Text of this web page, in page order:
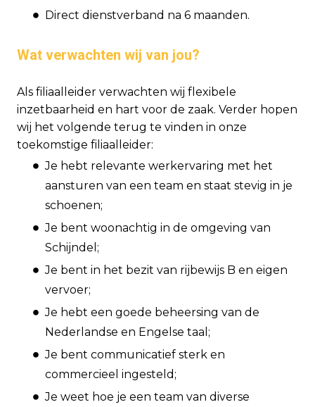
Direct dienstverband na 6 maanden.
Wat verwachten wij van jou?
Als filiaalleider verwachten wij flexibele
inzetbaarheid en hart voor de zaak. Verder hopen
wij het volgende terug te vinden in onze
toekomstige filiaalleider:
Je hebt relevante werkervaring met het
aansturen van een team en staat stevig in je
schoenen;
Je bent woonachtig in de omgeving van
Schijndel;
Je bent in het bezit van rijbewijs B en eigen
vervoer;
Je hebt een goede beheersing van de
Nederlandse en Engelse taal;
Je bent communicatief sterk en
commercieel ingesteld;
Je weet hoe je een team van diverse